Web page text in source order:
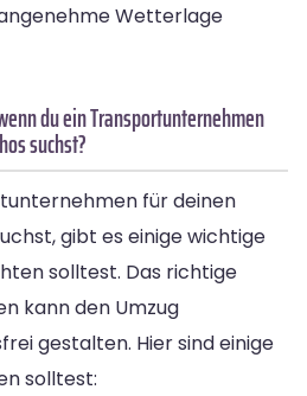
Wetterlage
du ein Transportunternehmen
suchst?
für deinen
gibt es einige wichtige
solltest. Das richtige
kann den Umzug
gestalten. Hier sind einige
solltest: